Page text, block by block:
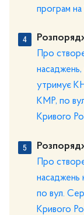
програм на
Про
насаджень,
утримує
КМР, по
Кривого
Про
насаджень
по вул.
Кривого